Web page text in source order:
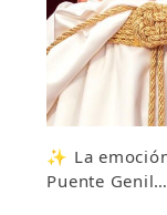
✨ La
Puente Genil…